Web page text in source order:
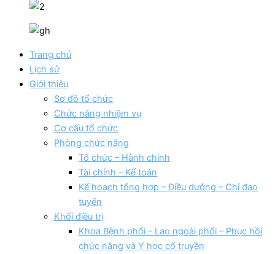
Trang chủ
Lịch sử
Giới thiệu
Sơ đồ tổ chức
Chức năng nhiệm vụ
Cơ cấu tổ chức
Phòng chức năng
Tổ chức – Hành chính
Tài chính – Kế toán
Kế hoạch tổng hợp – Điều dưỡng – Chỉ đạo
tuyển
Khối điều trị
Khoa Bệnh phổi – Lao ngoài phổi – Phục hồi
chức năng và Y học cổ truyền